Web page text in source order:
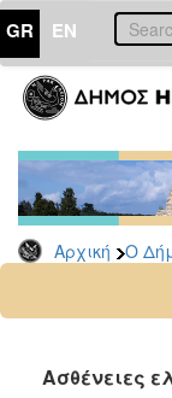
GR EN
Αρχική Ο
ΔΗΜΟΣ
Φορείς
Δημοτικές
Υπηρεσίες
Ασθένειες